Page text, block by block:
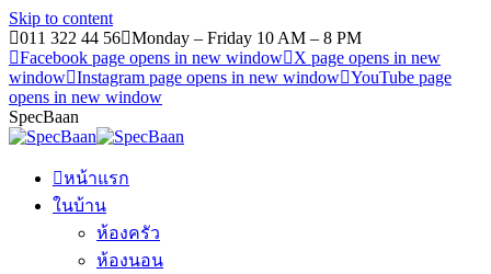
Skip to content
011 322 44 56 Monday – Friday 10 AM – 8 PM
Facebook page opens in new window
X page opens in new
window Instagram page opens in new window YouTube page
opens in new window
SpecBaan
หน้าแรก
ในบ้าน
ห้องครัว
ห้องนอน